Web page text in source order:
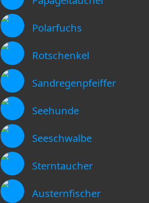
Polarfuchs
Rotschenkel
Sandregenpfeiffer
Seehunde
Seeschwalbe
Sterntaucher
Austernfischer